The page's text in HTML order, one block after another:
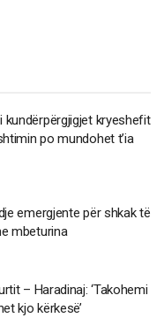
kundërpërgjigjet kryeshefit
po mundohet t’ia
emergjente për shkak të
mbeturina
– Haradinaj: ‘Takohemi
kjo kërkesë’